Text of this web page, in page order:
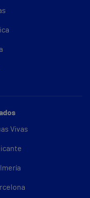
Vivas